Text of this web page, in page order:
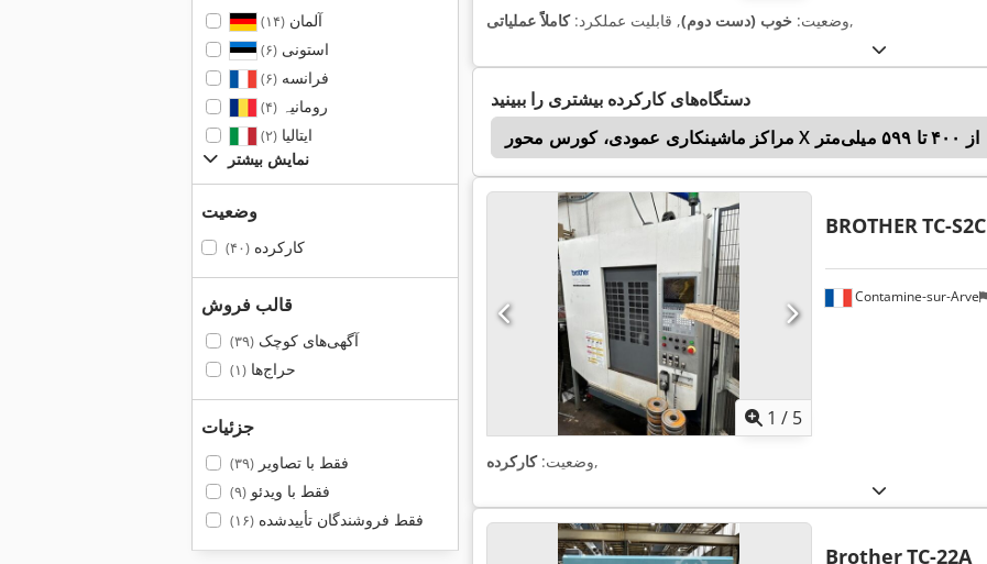
آلمان(۱۴)
استونی(۶)
فرانسه(۶)
رومانیہ(۴)
ایتالیا(۲)
نمایش بیشتر
وضعیت
کارکرده(۴۰)
قالب فروش
آگهی‌های کوچک(۳۹)
حراج‌ها(۱)
جزئیات
فقط با تصاویر(۳۹)
فقط با ویدئو(۹)
فقط فروشندگان تأییدشده(۱۶)
وضعیت: خوب (دست دوم), قابلیت عملکرد:کاملاً عملیاتی ,
دستگاه‌های کارکرده بیشتری را ببینید
مراکز ماشینکاری عمودی، کورس محور X از ۴۰۰ تا ۵۹۹ میلی‌متر
Adler 1217 Juki
1 / 5
Contamine-sur-Arve
BROTHERTC-S2C
وضعیت:کارکرده ,
BrotherTC-22A